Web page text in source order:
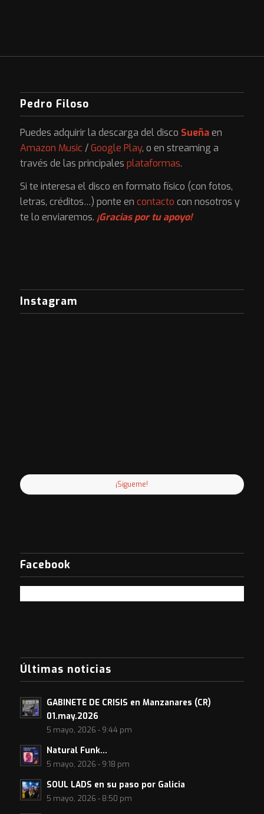
Pedro Filoso
Puedes adquirir la descarga del disco Sueñaen
Amazon Music/Google Play, o en streaming a
través de las principales plataformas.
Si te interesa el disco en formato físico (con fotos,
letras, créditos…) ponte en contacto con nosotros y
te lo enviaremos. ¡Gracias por tu apoyo!
Instagram
¡Sigueme!
Facebook
Últimas noticias
GABINETE DE CRISIS en Manzanares (CR)
01.may.2026
5 mayo, 2026 - 9:44 pm
Natural Funk…
5 mayo, 2026 - 9:18 pm
SOUL LADS en su paso por Galicia
5 mayo, 2026 - 8:50 pm